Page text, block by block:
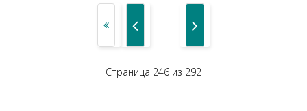
Страница 246 из 292